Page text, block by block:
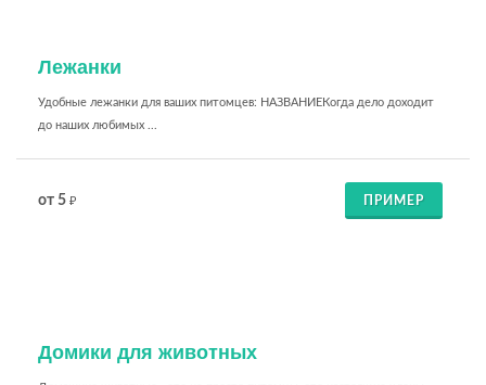
Лежанки
Удобные лежанки для ваших питомцев: НАЗВАНИЕКогда дело доходит
до наших любимых ...
от 5 ₽ ПРИМЕР
Домики для животных